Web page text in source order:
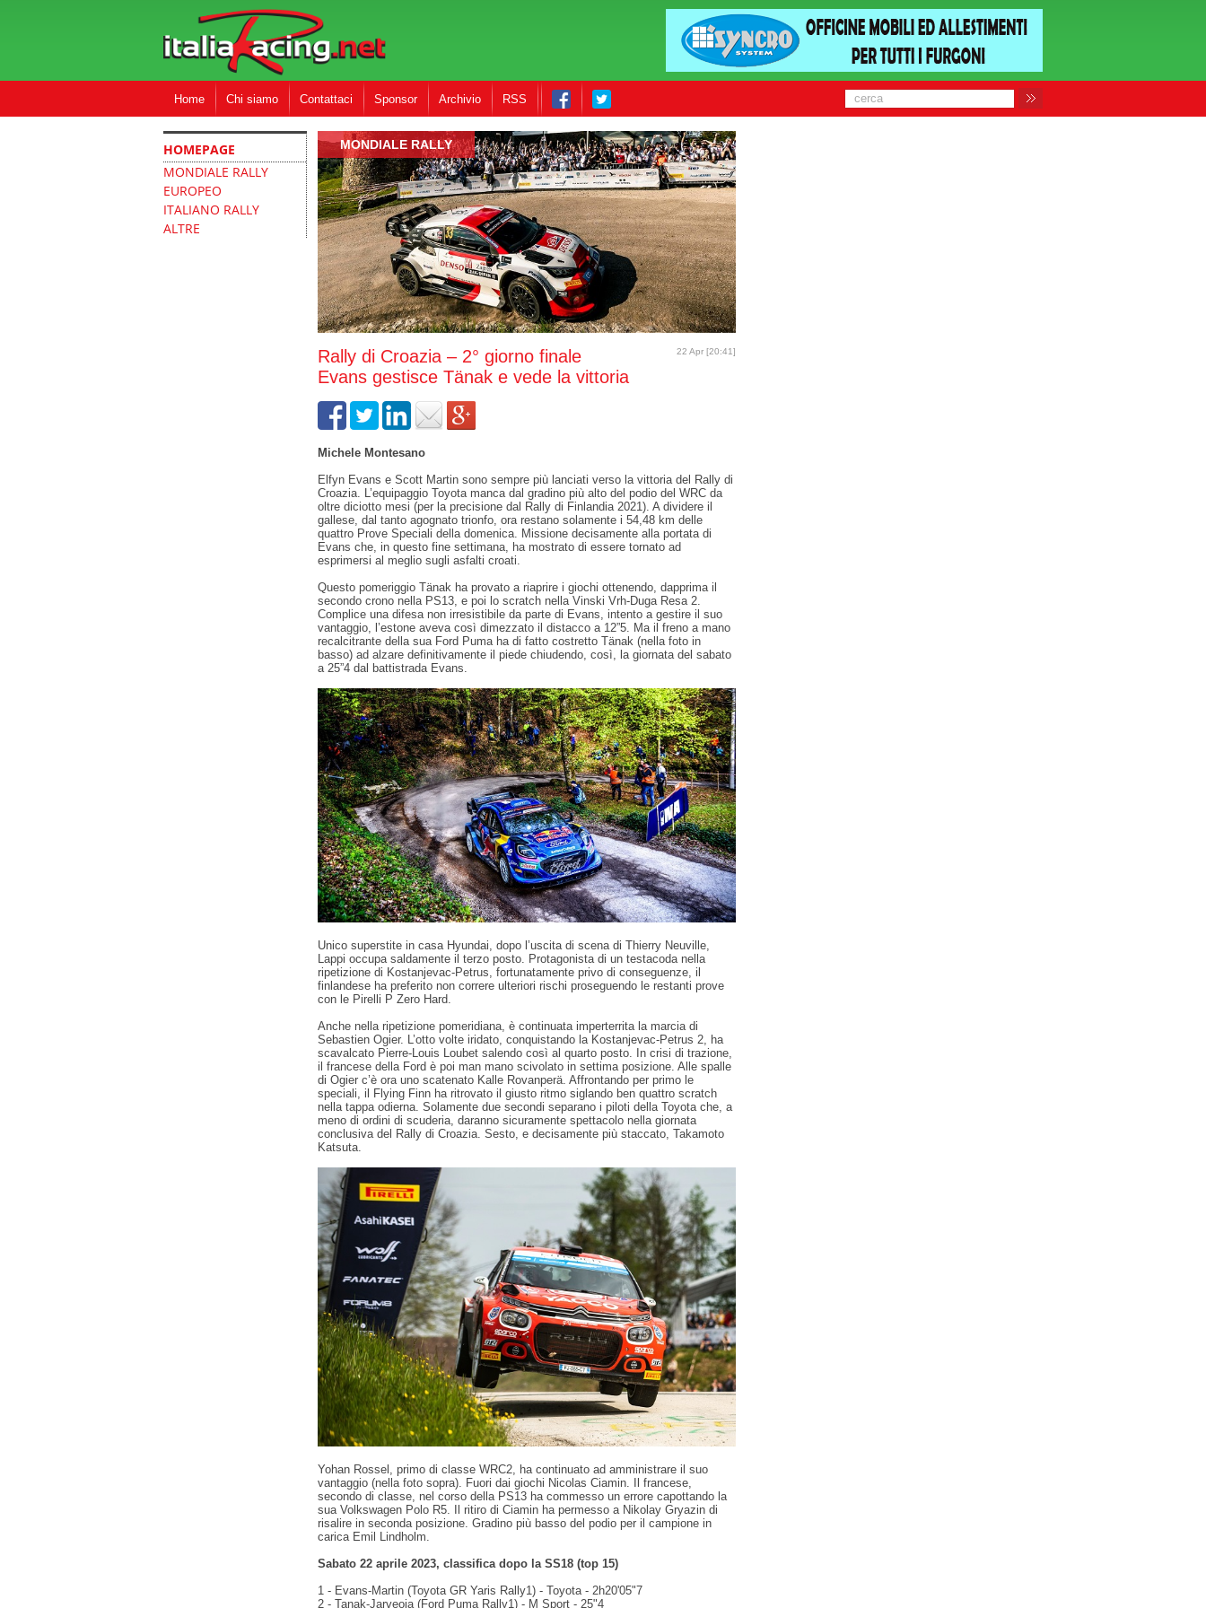
Home Chi siamo Contattaci Sponsor Archivio RSS
HOMEPAGE
MONDIALE RALLY
EUROPEO
ITALIANO RALLY
ALTRE
MONDIALE RALLY
22 Apr [20:41]
Rally di Croazia – 2° giorno finale
Evans gestisce Tänak e vede la vittoria
Michele Montesano
Elfyn Evans e Scott Martin sono sempre più lanciati verso la vittoria del Rally di
Croazia. L’equipaggio Toyota manca dal gradino più alto del podio del WRC da
oltre diciotto mesi (per la precisione dal Rally di Finlandia 2021). A dividere il
gallese, dal tanto agognato trionfo, ora restano solamente i 54,48 km delle
quattro Prove Speciali della domenica. Missione decisamente alla portata di
Evans che, in questo fine settimana, ha mostrato di essere tornato ad
esprimersi al meglio sugli asfalti croati.
Questo pomeriggio Tänak ha provato a riaprire i giochi ottenendo, dapprima il
secondo crono nella PS13, e poi lo scratch nella Vinski Vrh-Duga Resa 2.
Complice una difesa non irresistibile da parte di Evans, intento a gestire il suo
vantaggio, l’estone aveva così dimezzato il distacco a 12”5. Ma il freno a mano
recalcitrante della sua Ford Puma ha di fatto costretto Tänak (nella foto in
basso) ad alzare definitivamente il piede chiudendo, così, la giornata del sabato
a 25”4 dal battistrada Evans.
Unico superstite in casa Hyundai, dopo l’uscita di scena di Thierry Neuville,
Lappi occupa saldamente il terzo posto. Protagonista di un testacoda nella
ripetizione di Kostanjevac-Petrus, fortunatamente privo di conseguenze, il
finlandese ha preferito non correre ulteriori rischi proseguendo le restanti prove
con le Pirelli P Zero Hard.
Anche nella ripetizione pomeridiana, è continuata imperterrita la marcia di
Sebastien Ogier. L’otto volte iridato, conquistando la Kostanjevac-Petrus 2, ha
scavalcato Pierre-Louis Loubet salendo così al quarto posto. In crisi di trazione,
il francese della Ford è poi man mano scivolato in settima posizione. Alle spalle
di Ogier c’è ora uno scatenato Kalle Rovanperä. Affrontando per primo le
speciali, il Flying Finn ha ritrovato il giusto ritmo siglando ben quattro scratch
nella tappa odierna. Solamente due secondi separano i piloti della Toyota che, a
meno di ordini di scuderia, daranno sicuramente spettacolo nella giornata
conclusiva del Rally di Croazia. Sesto, e decisamente più staccato, Takamoto
Katsuta.
Yohan Rossel, primo di classe WRC2, ha continuato ad amministrare il suo
vantaggio (nella foto sopra). Fuori dai giochi Nicolas Ciamin. Il francese,
secondo di classe, nel corso della PS13 ha commesso un errore capottando la
sua Volkswagen Polo R5. Il ritiro di Ciamin ha permesso a Nikolay Gryazin di
risalire in seconda posizione. Gradino più basso del podio per il campione in
carica Emil Lindholm.
Sabato 22 aprile 2023, classifica dopo la SS18 (top 15)
1 - Evans-Martin (Toyota GR Yaris Rally1) - Toyota - 2h20'05"7
2 - Tanak-Jarveoja (Ford Puma Rally1) - M Sport - 25"4